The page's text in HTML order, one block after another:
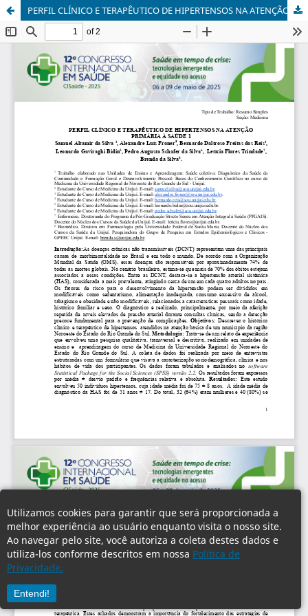
Utilizamos cookies para garantir que será proporcionada a
melhor experiência ao usuário enquanto visita o nosso site.
Ao navegar pelo site, você autoriza a coleta destes dados e
utiliza-los conforme descritos em nossa Política de
Privacidade.
Entendi!
PERFIL CLÍNICO E TERAPÊUTICO DE HIPERTENSOS NA ATENÇÃO PRIMÁRIA À SAÚDE